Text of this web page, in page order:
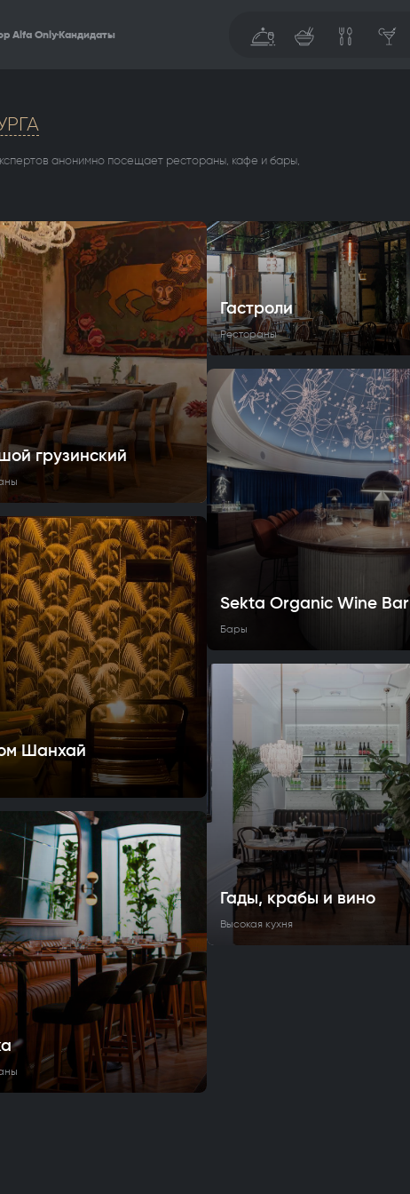
Alfa OnlyКандидаты
анонимно посещает рестораны, кафе и бары,
грузинский
Гастроли
Рестораны
Шанхай
Sekta Organic Wine Bar
Бары
Гады, крабы и вино
Высокая кухня